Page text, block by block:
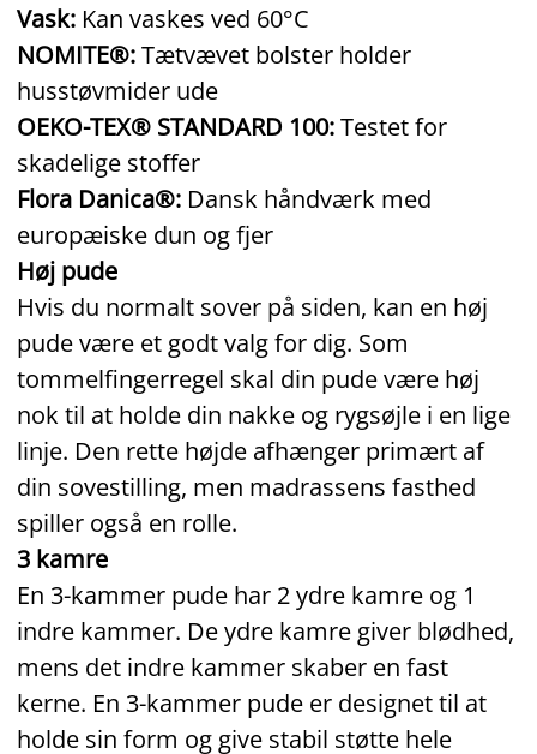
Vask: Kan vaskes ved 60°C
NOMITE®:Tætvævet bolster holder
husstøvmider ude
OEKO-TEX® STANDARD 100:Testet for
skadelige stoffer
Flora Danica®: Dansk håndværk med
europæiske dun og fjer
Høj pude
Hvis du normalt sover på siden, kan en høj
pude være et godt valg for dig. Som
tommelfingerregel skal din pude være høj
nok til at holde din nakke og rygsøjle i en lige
linje. Den rette højde afhænger primært af
din sovestilling, men madrassens fasthed
spiller også en rolle.
3 kamre
En 3-kammer pude har 2 ydre kamre og 1
indre kammer. De ydre kamre giver blødhed,
mens det indre kammer skaber en fast
kerne. En 3-kammer pude er designet til at
holde sin form og give stabil støtte hele